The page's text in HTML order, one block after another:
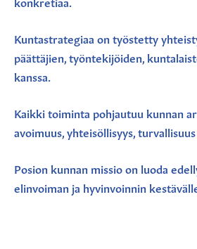
Kuntastrategiaa on työstetty
päättäjien, työntekijöiden,
kanssa.
Kaikki toiminta pohjautuu kunnan
avoimuus, yhteisöllisyys,
Posion kunnan missio on luoda
elinvoiman ja hyvinvoinnin